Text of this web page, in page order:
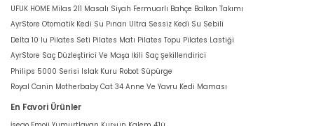
UFUK HOME Milas 211 Masalı Siyah Fermuarlı Bahçe Balkon Takımı
AyrStore Otomatik Kedi Su Pınarı Ultra Sessiz Kedi Su Sebili
Delta 10 lu Pilates Seti Pilates Matı Pilates Topu Pilates Lastiği
AyrStore Saç Düzleştirici Ve Maşa İkili Saç Şekillendirici
Philips 5000 Serisi Islak Kuru Robot Süpürge
Royal Canin Motherbaby Cat 34 Anne Ve Yavru Kedi Maması
En Favori Ürünler